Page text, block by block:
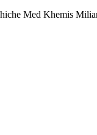
Med Khemis